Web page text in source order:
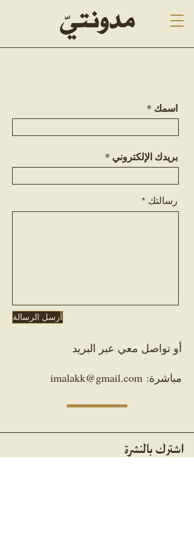
مدونتيّ
اسمك
بريدك الإلكتروني
رسالتك
أرسل الرسالة
أو تواصل معي عبر البريد
مباشرة: imalakk@gmail.com
اشترك بالنشرة